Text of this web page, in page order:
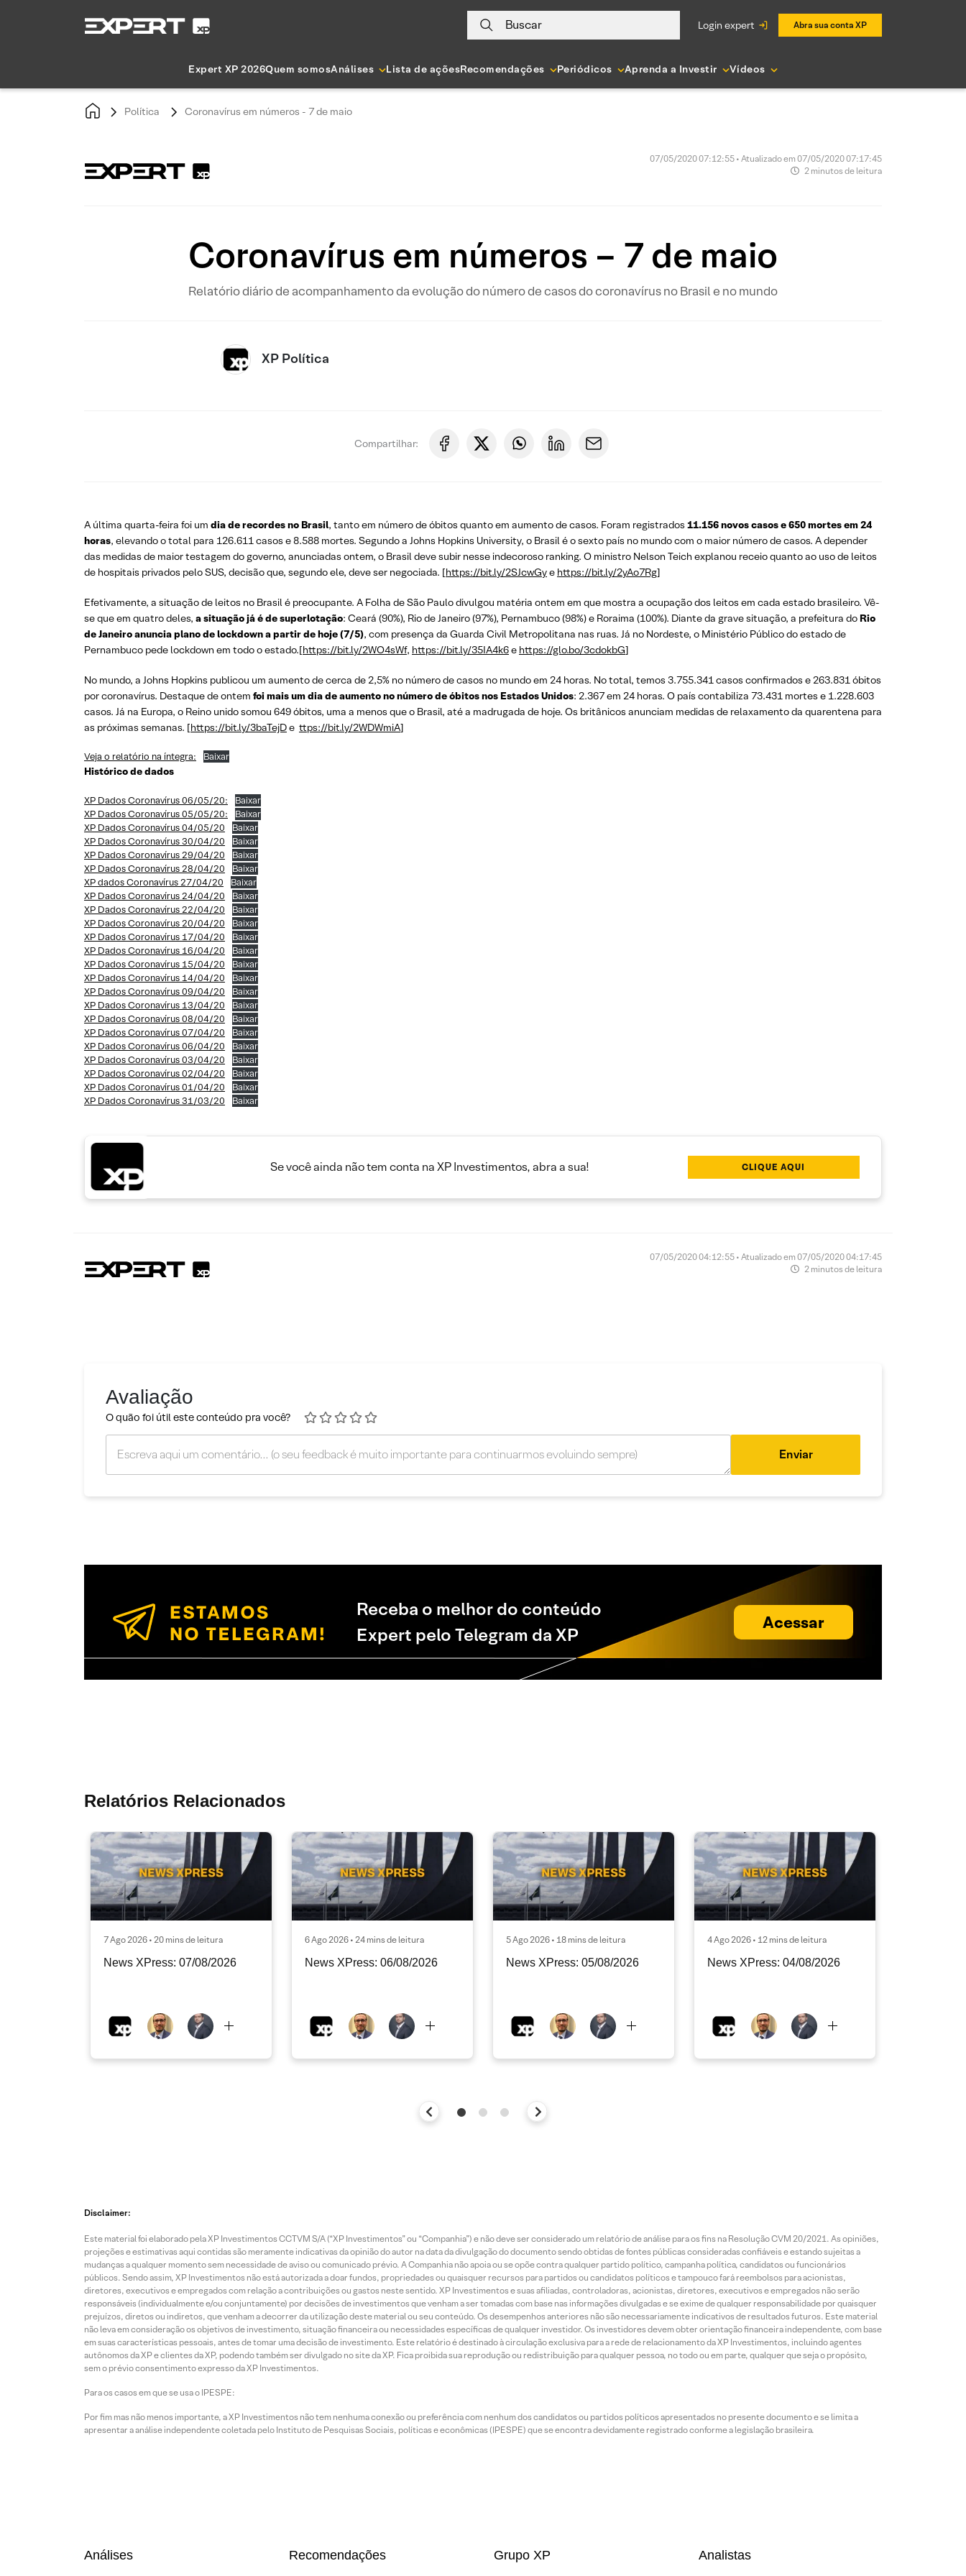
Buscar login expert Abra sua conta XP
Expert XP 2026Quem somosAnálises Lista de açõesRecomendações Periódicos Aprenda a Investir Vídeos
Política Coronavírus em números - 7 de maio
07/05/2020 07:12:55 • Atualizado em 07/05/2020 07:17:45
2 minutos de leitura
Coronavírus em números – 7 de maio
Relatório diário de acompanhamento da evolução do número de casos do coronavírus no Brasil e no mundo
XP Política
Compartilhar:
A última quarta-feira foi um dia de recordes no Brasil, tanto em número de óbitos quanto em aumento de casos. Foram registrados 11.156 novos casos e 650 mortes em 24
horas, elevando o total para 126.611 casos e 8.588 mortes. Segundo a Johns Hopkins University, o Brasil é o sexto país no mundo com o maior número de casos. A depender
das medidas de maior testagem do governo, anunciadas ontem, o Brasil deve subir nesse indecoroso ranking. O ministro Nelson Teich explanou receio quanto ao uso de leitos
de hospitais privados pelo SUS, decisão que, segundo ele, deve ser negociada. [https://bit.ly/2SJcwGye https://bit.ly/2yAo7Rg]
Efetivamente, a situação de leitos no Brasil é preocupante. A Folha de São Paulo divulgou matéria ontem em que mostra a ocupação dos leitos em cada estado brasileiro. Vê-
se que em quatro deles, a situação já é de superlotação: Ceará (90%), Rio de Janeiro (97%), Pernambuco (98%) e Roraima (100%). Diante da grave situação, a prefeitura do Rio
de Janeiro anuncia plano de lockdown a partir de hoje (7/5), com presença da Guarda Civil Metropolitana nas ruas. Já no Nordeste, o Ministério Público do estado de
Pernambuco pede lockdown em todo o estado.[https://bit.ly/2WO4sWf, https://bit.ly/35IA4k6e https://glo.bo/3cdokbG]
No mundo, a Johns Hopkins publicou um aumento de cerca de 2,5% no número de casos no mundo em 24 horas. No total, temos 3.755.341 casos confirmados e 263.831 óbitos
por coronavírus. Destaque de ontem foi mais um dia de aumento no número de óbitos nos Estados Unidos: 2.367 em 24 horas. O país contabiliza 73.431 mortes e 1.228.603
casos. Já na Europa, o Reino unido somou 649 óbitos, uma a menos que o Brasil, até a madrugada de hoje. Os britânicos anunciam medidas de relaxamento da quarentena para
as próximas semanas. [https://bit.ly/3baTejDe ttps://bit.ly/2WDWmiA]
Veja o relatório na íntegra: Baixar
Histórico de dados
XP Dados Coronavírus 06/05/20:
Baixar
XP Dados Coronavírus 05/05/20:
Baixar
XP Dados Coronavírus 04/05/20
Baixar
XP Dados Coronavírus 30/04/20
Baixar
XP Dados Coronavírus 29/04/20
Baixar
XP Dados Coronavírus 28/04/20
Baixar
XP dados Coronavírus 27/04/20
Baixar
XP Dados Coronavírus 24/04/20
Baixar
XP Dados Coronavírus 22/04/20
Baixar
XP Dados Coronavírus 20/04/20
Baixar
XP Dados Coronavírus 17/04/20
Baixar
XP Dados Coronavírus 16/04/20
Baixar
XP Dados Coronavírus 15/04/20
Baixar
XP Dados Coronavírus 14/04/20
Baixar
XP Dados Coronavírus 09/04/20
Baixar
XP Dados Coronavírus 13/04/20
Baixar
XP Dados Coronavírus 08/04/20
Baixar
XP Dados Coronavírus 07/04/20
Baixar
XP Dados Coronavírus 06/04/20
Baixar
XP Dados Coronavírus 03/04/20
Baixar
XP Dados Coronavírus 02/04/20
Baixar
XP Dados Coronavírus 01/04/20
Baixar
XP Dados Coronavírus 31/03/20
Baixar
Se você ainda não tem conta na XP Investimentos, abra a sua! CLIQUE AQUI
07/05/2020 04:12:55 • Atualizado em 07/05/2020 04:17:45
2 minutos de leitura
Avaliação
O quão foi útil este conteúdo pra você?
Enviar
Receba o melhor do conteúdo
Expert pelo Telegram da XP
Acessar
Relatórios Relacionados
7 Ago 2026 • 20 mins de leitura
News XPress: 07/08/2026
6 Ago 2026 • 24 mins de leitura
News XPress: 06/08/2026
5 Ago 2026 • 18 mins de leitura
News XPress: 05/08/2026
4 Ago 2026 • 12 mins de leitura
News XPress: 04/08/2026
Disclaimer:
Este material foi elaborado pela XP Investimentos CCTVM S/A (“XP Investimentos” ou “Companhia”) e não deve ser considerado um relatório de análise para os fins na Resolução CVM 20/2021. As opiniões,
projeções e estimativas aqui contidas são meramente indicativas da opinião do autor na data da divulgação do documento sendo obtidas de fontes públicas consideradas confiáveis e estando sujeitas a
mudanças a qualquer momento sem necessidade de aviso ou comunicado prévio. A Companhia não apoia ou se opõe contra qualquer partido político, campanha política, candidatos ou funcionários
públicos. Sendo assim, XP Investimentos não está autorizada a doar fundos, propriedades ou quaisquer recursos para partidos ou candidatos políticos e tampouco fará reembolsos para acionistas,
diretores, executivos e empregados com relação a contribuições ou gastos neste sentido. XP Investimentos e suas afiliadas, controladoras, acionistas, diretores, executivos e empregados não serão
responsáveis (individualmente e/ou conjuntamente) por decisões de investimentos que venham a ser tomadas com base nas informações divulgadas e se exime de qualquer responsabilidade por quaisquer
prejuízos, diretos ou indiretos, que venham a decorrer da utilização deste material ou seu conteúdo. Os desempenhos anteriores não são necessariamente indicativos de resultados futuros. Este material
não leva em consideração os objetivos de investimento, situação financeira ou necessidades específicas de qualquer investidor. Os investidores devem obter orientação financeira independente, com base
em suas características pessoais, antes de tomar uma decisão de investimento. Este relatório é destinado à circulação exclusiva para a rede de relacionamento da XP Investimentos, incluindo agentes
autônomos da XP e clientes da XP, podendo também ser divulgado no site da XP. Fica proibida sua reprodução ou redistribuição para qualquer pessoa, no todo ou em parte, qualquer que seja o propósito,
sem o prévio consentimento expresso da XP Investimentos.
Para os casos em que se usa o IPESPE:
Por fim mas não menos importante, a XP Investimentos não tem nenhuma conexão ou preferência com nenhum dos candidatos ou partidos políticos apresentados no presente documento e se limita a
apresentar a análise independente coletada pelo Instituto de Pesquisas Sociais, políticas e econômicas (IPESPE) que se encontra devidamente registrado conforme a legislação brasileira.
Análises Recomendações Grupo XP Analistas